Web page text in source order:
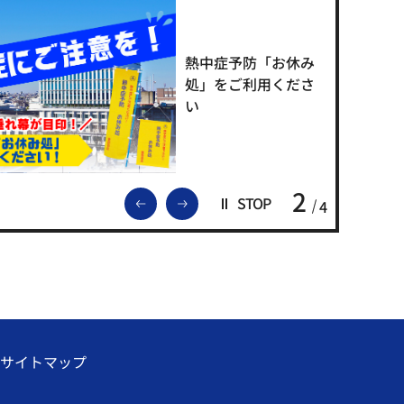
前のスライドを表示
次のスライドを表示
STOP 2 4
熱中症予防「お休み
処」をご利用くださ
い
サイトマップ